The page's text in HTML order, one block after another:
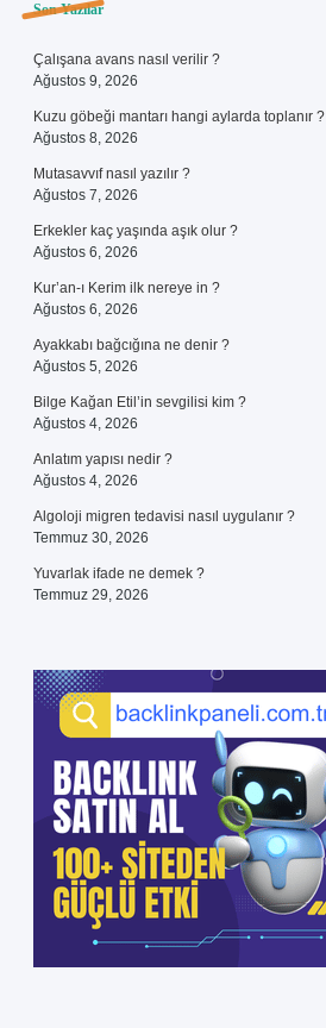
Sidebar
Son Yazılar
Çalışana avans nasıl verilir ?
Ağustos 9, 2026
Kuzu göbeği mantarı hangi aylarda toplanır ?
Ağustos 8, 2026
Mutasavvıf nasıl yazılır ?
Ağustos 7, 2026
Erkekler kaç yaşında aşık olur ?
Ağustos 6, 2026
Kur’an-ı Kerim ilk nereye in ?
Ağustos 6, 2026
Ayakkabı bağcığına ne denir ?
Ağustos 5, 2026
Bilge Kağan Etil’in sevgilisi kim ?
Ağustos 4, 2026
Anlatım yapısı nedir ?
Ağustos 4, 2026
Algoloji migren tedavisi nasıl uygulanır ?
Temmuz 30, 2026
Yuvarlak ifade ne demek ?
Temmuz 29, 2026